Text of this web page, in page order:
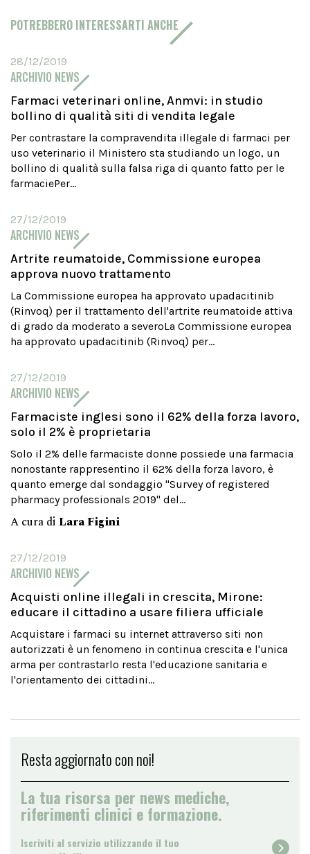
POTREBBERO INTERESSARTI ANCHE
28/12/2019
ARCHIVIO NEWS
Farmaci veterinari online, Anmvi: in studio
bollino di qualità siti di vendita legale
Per contrastare la compravendita illegale di farmaci per
uso veterinario il Ministero sta studiando un logo, un
bollino di qualità sulla falsa riga di quanto fatto per le
farmaciePer...
27/12/2019
ARCHIVIO NEWS
Artrite reumatoide, Commissione europea
approva nuovo trattamento
La Commissione europea ha approvato upadacitinib
(Rinvoq) per il trattamento dell'artrite reumatoide attiva
di grado da moderato a severoLa Commissione europea
ha approvato upadacitinib (Rinvoq) per...
27/12/2019
ARCHIVIO NEWS
Farmaciste inglesi sono il 62% della forza lavoro,
solo il 2% è proprietaria
Solo il 2% delle farmaciste donne possiede una farmacia
nonostante rappresentino il 62% della forza lavoro, è
quanto emerge dal sondaggio "Survey of registered
pharmacy professionals 2019" del...
A cura di Lara Figini
27/12/2019
ARCHIVIO NEWS
Acquisti online illegali in crescita, Mirone:
educare il cittadino a usare filiera ufficiale
Acquistare i farmaci su internet attraverso siti non
autorizzati è un fenomeno in continua crescita e l'unica
arma per contrastarlo resta l'educazione sanitaria e
l'orientamento dei cittadini...
Resta aggiornato con noi!
La tua risorsa per news mediche,
riferimenti clinici e formazione.
Iscriviti al servizio utilizzando il tuo